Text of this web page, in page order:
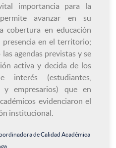
importancia para la
avanzar en su
cobertura en educación
en el territorio;
agendas previstas y se
activa y decida de los
interés (estudiantes,
y empresarios) que en
evidenciaron el
institucional.
de Calidad Académica